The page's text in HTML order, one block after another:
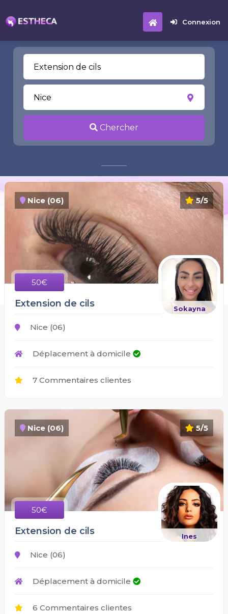
Connexion
Chercher
5/5
Nice (06)
50€
Sokayna
Extension de cils
Nice (06)
Déplacement à domicile
7 Commentaires clientes
5/5
Nice (06)
50€
Ines
Extension de cils
Nice (06)
Déplacement à domicile
6 Commentaires clientes